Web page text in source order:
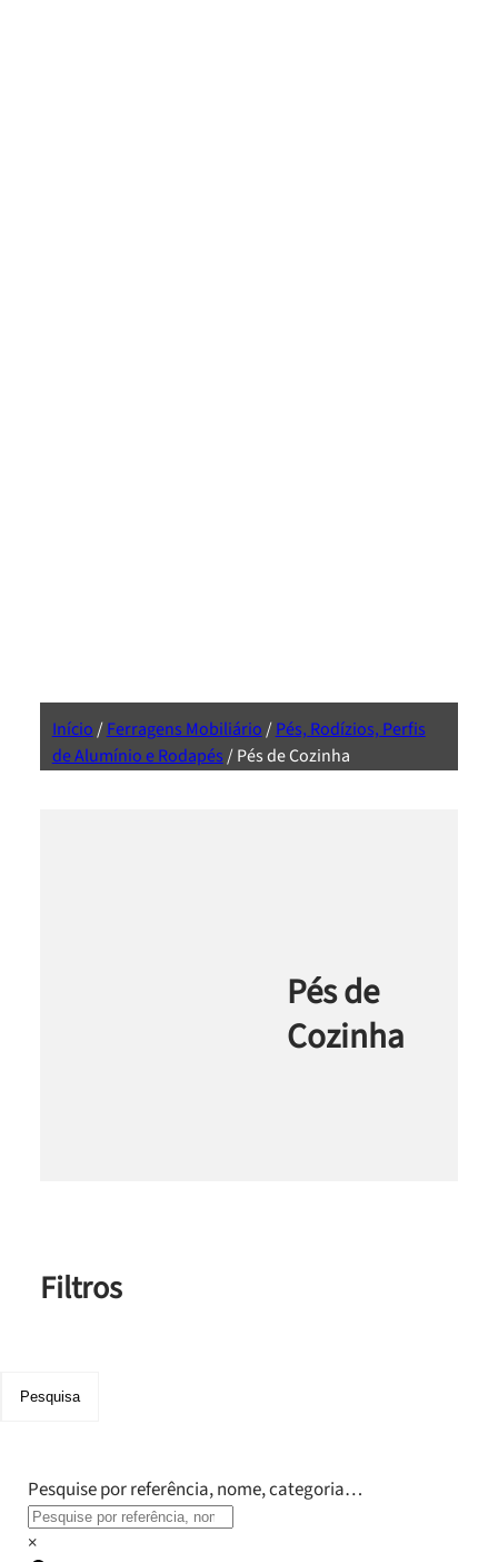
Início/Ferragens Mobiliário/Pés, Rodízios, Perfis
de Alumínio e Rodapés/ Pés de Cozinha
Pés de
Cozinha
Filtros
Pesquisa
Pesquise por referência, nome, categoria…
×